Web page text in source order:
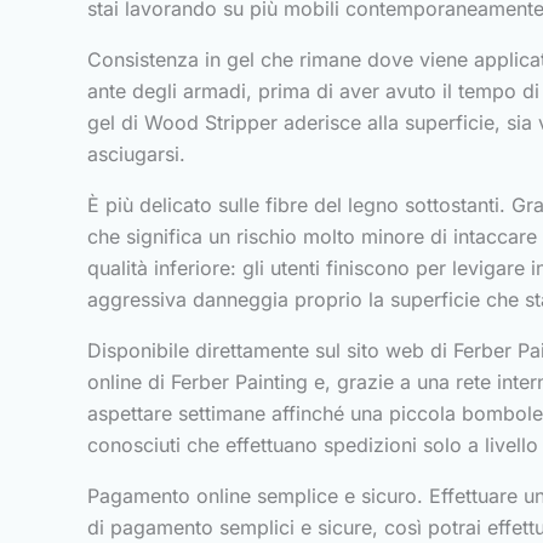
stai lavorando su più mobili
Consistenza in gel che rimane dove viene
ante degli armadi, prima di aver avuto il tempo
gel di Wood Stripper aderisce alla superficie,
asciugarsi.
È più delicato sulle fibre del legno sottostanti.
che significa un rischio molto minore di
qualità inferiore: gli utenti finiscono per levigare
aggressiva danneggia proprio la superficie che
Disponibile direttamente sul sito web di Ferber
online di Ferber Painting e, grazie a una rete
aspettare settimane affinché una piccola
conosciuti che effettuano spedizioni solo a livello
Pagamento online semplice e sicuro. Effettuare
di pagamento semplici e sicure, così potrai